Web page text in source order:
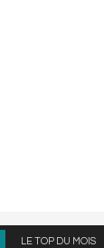
LE TOP DU MOIS